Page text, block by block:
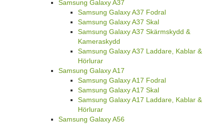
Samsung Galaxy A37
Samsung Galaxy A37 Fodral
Samsung Galaxy A37 Skal
Samsung Galaxy A37 Skärmskydd &
Kameraskydd
Samsung Galaxy A37 Laddare, Kablar &
Hörlurar
Samsung Galaxy A17
Samsung Galaxy A17 Fodral
Samsung Galaxy A17 Skal
Samsung Galaxy A17 Laddare, Kablar &
Hörlurar
Samsung Galaxy A56